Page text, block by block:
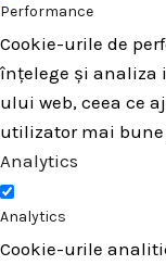
Performance
Cookie-urile de
înțelege și analiza
ului web, ceea ce
utilizator mai
Analytics
Analytics
Cookie-urile